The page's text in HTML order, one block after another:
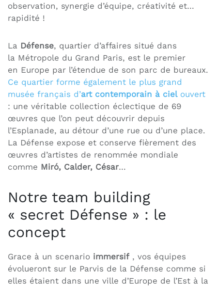
observation, synergie d’équipe, créativité et…
rapidité !
La Défense, quartier d’affaires situé dans
la Métropole du Grand Paris, est le premier
en Europe par l’étendue de son parc de bureaux.
Ce quartier forme également le plus grand
musée français d’art contemporain à cielouvert
: une véritable collection éclectique de 69
œuvres que l’on peut découvrir depuis
l’Esplanade, au détour d’une rue ou d’une place.
La Défense expose et conserve fièrement des
œuvres d’artistes de renommée mondiale
comme Miró, Calder, César…
Notre team building
« secret Défense » : le
concept
Grace à un scenario immersif , vos équipes
évolueront sur le Parvis de la Défense comme si
elles étaient dans une ville d’Europe de l’Est à la